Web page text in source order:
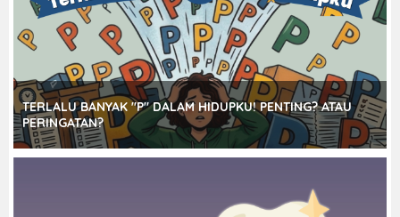
TERLALU BANYAK "P" DALAM HIDUPKU! PENTING? ATAU
PERINGATAN?